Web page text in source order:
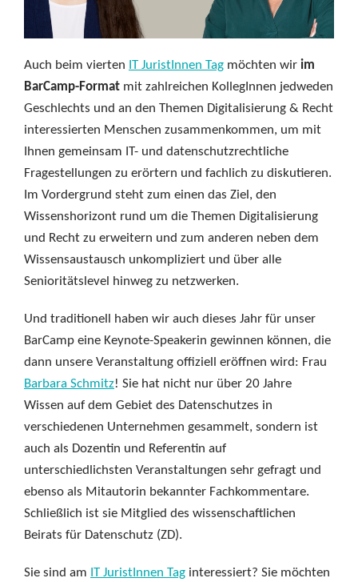
Auch beim vierten IT JuristInnen Tag möchten wir im
BarCamp-Format mit zahlreichen KollegInnen jedweden
Geschlechts und an den Themen Digitalisierung & Recht
interessierten Menschen zusammenkommen, um mit
Ihnen gemeinsam IT- und datenschutzrechtliche
Fragestellungen zu erörtern und fachlich zu diskutieren.
Im Vordergrund steht zum einen das Ziel, den
Wissenshorizont rund um die Themen Digitalisierung
und Recht zu erweitern und zum anderen neben dem
Wissensaustausch unkompliziert und über alle
Senioritätslevel hinweg zu netzwerken.
Und traditionell haben wir auch dieses Jahr für unser
BarCamp eine Keynote-Speakerin gewinnen können, die
dann unsere Veranstaltung offiziell eröffnen wird: Frau
Barbara Schmitz! Sie hat nicht nur über 20 Jahre
Wissen auf dem Gebiet des Datenschutzes in
verschiedenen Unternehmen gesammelt, sondern ist
auch als Dozentin und Referentin auf
unterschiedlichsten Veranstaltungen sehr gefragt und
ebenso als Mitautorin bekannter Fachkommentare.
Schließlich ist sie Mitglied des wissenschaftlichen
Beirats für Datenschutz (ZD).
Sie sind am IT JuristInnen Tag interessiert? Sie möchten